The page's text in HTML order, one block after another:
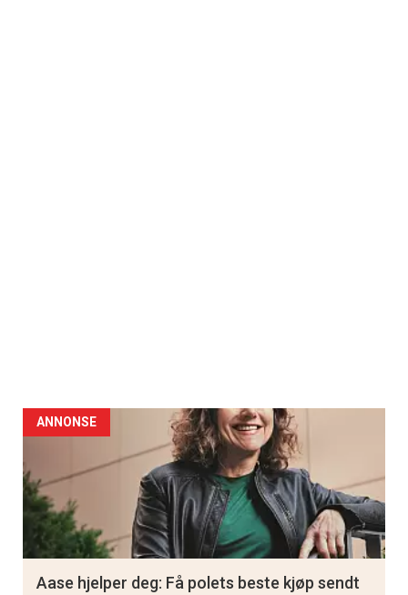
ANNONSE
Aase hjelper deg: Få polets beste kjøp sendt